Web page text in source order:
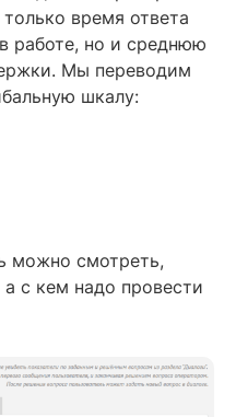
время ответа
работе, но и среднюю
Мы переводим
шкалу:
можно смотреть,
а с кем надо провести